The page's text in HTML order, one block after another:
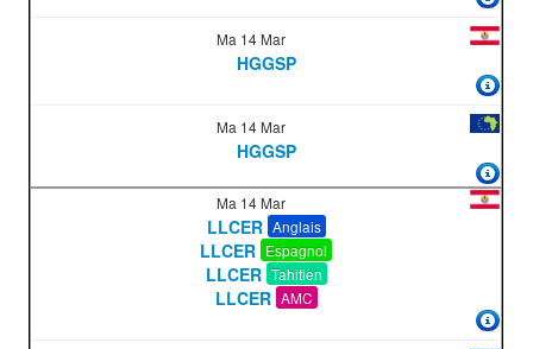
Ma 14 Mar
HGGSP
Ma 14 Mar
HGGSP
Ma 14 Mar
LLCER Anglais
LLCER Espagnol
LLCER Tahitien
LLCER AMC